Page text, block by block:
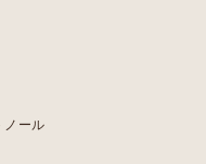
ノール